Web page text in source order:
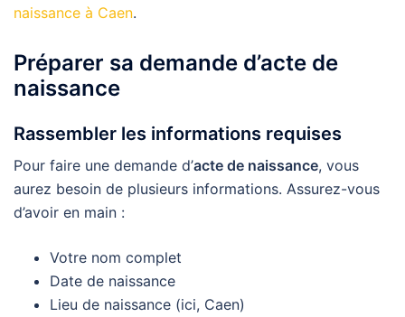
naissance à Caen.
Préparer sa demande d’acte de
naissance
Rassembler les informations requises
Pour faire une demande d’acte de naissance, vous
aurez besoin de plusieurs informations. Assurez-vous
d’avoir en main :
Votre nom complet
Date de naissance
Lieu de naissance (ici, Caen)